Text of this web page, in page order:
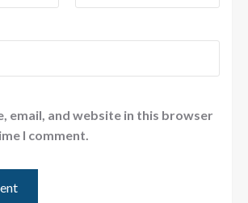
email, and website in this browser
I comment.